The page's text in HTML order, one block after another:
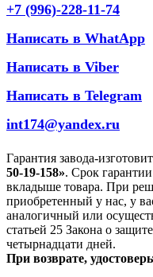
+7 (996)-228-11-74
Написать в WhatApp
Написать в Viber
Написать в Telegram
int174@yandex.ru
Гарантия завода-
50-19-158». Срок
вкладыше товара. При
приобретенный у нас, у
аналогичный или
статьей 25 Закона о
четырнадцати дней.
При возврате,